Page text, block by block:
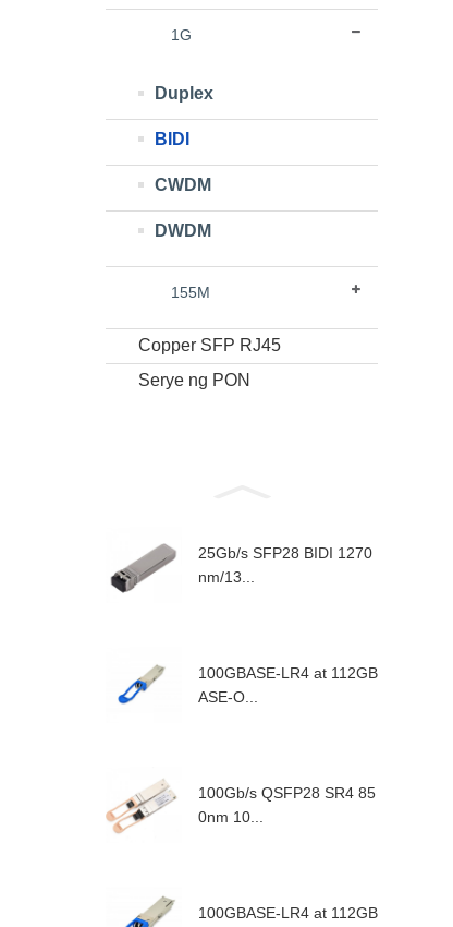
1G
Duplex
BIDI
CWDM
DWDM
155M
Copper SFP RJ45
Serye ng PON
25Gb/s SFP28 BIDI 1270
nm/13...
100GBASE-LR4 at 112GB
ASE-O...
100Gb/s QSFP28 SR4 85
0nm 10...
100GBASE-LR4 at 112GB